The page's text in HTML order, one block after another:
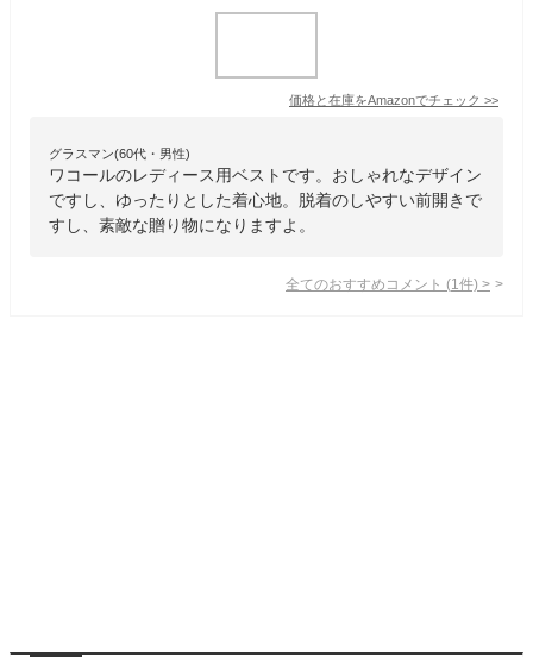
価格と在庫をAmazonでチェック >>
グラスマン(60代・男性)
ワコールのレディース用ベストです。おしゃれなデザイン
ですし、ゆったりとした着心地。脱着のしやすい前開きで
すし、素敵な贈り物になりますよ。
全てのおすすめコメント (1 件) >